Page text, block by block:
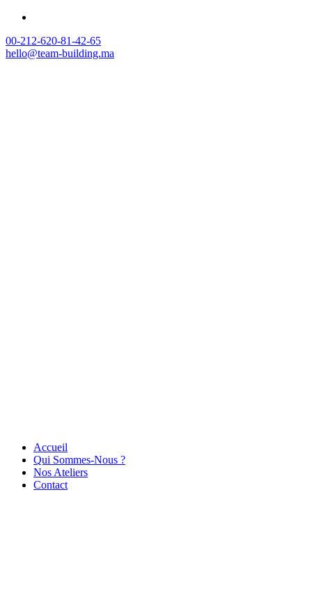
00-212-620-81-42-65
hello@team-building.ma
Accueil
Qui Sommes-Nous ?
Nos Ateliers
Contact